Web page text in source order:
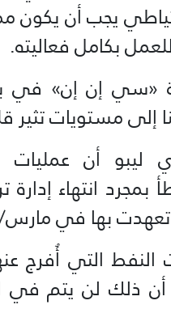
بكامل فعاليته.
«سي إن إن» في
إلى مستويات تثير
ليبو أن عمليات
تعهدت بها في
التي أُفرج
أن ذلك لن